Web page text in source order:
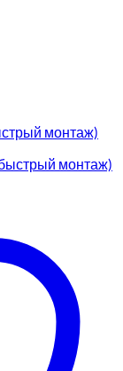
монтаж)